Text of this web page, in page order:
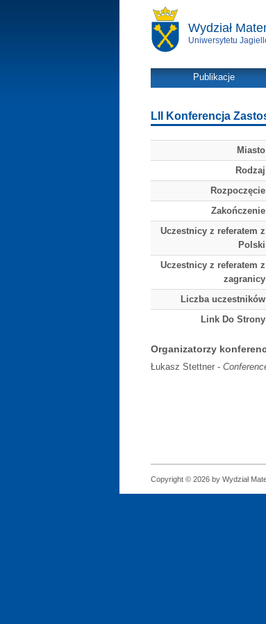
Wydział
Uniwersytetu
Publikacje
LII Konferencja
Miasto
Rodzaj
Rozpoczęcie
Zakończenie
Uczestnicy z referatem z
Polski
Uczestnicy z referatem z
zagranicy
Liczba uczestników
Link Do Strony
Organizatorzy
Łukasz Stettner -
Copyright © 2026 by Wydział